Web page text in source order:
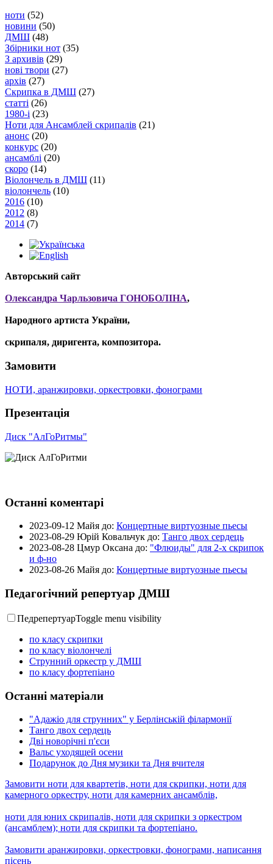
ноти (52)
новини (50)
ДМШ (48)
Збірники нот (35)
З архивів (29)
нові твори (27)
архів (27)
Скрипка в ДМШ (27)
статті (26)
1980-і (23)
Ноти для Ансамблей скрипалів (21)
анонс (20)
конкурс (20)
ансамблі (20)
скоро (14)
Віолончель в ДМШ (11)
віолончель (10)
2016 (10)
2012 (8)
2014 (7)
Авторський сайт
Олександра Чарльзовича ГОНОБОЛІНА,
Народного артиста України,
скрипаля, диригента, композитора.
Замовити
НОТИ, аранжировки, оркестровки, фонограми
Презентація
Диск "АлГоРитмы"
Останні коментарі
2023-09-12 Майя до: Концертные виртуозные пьесы
2023-08-29 Юрій Ковальчук до: Танго двох сердець
2023-08-28 Цмур Оксана до: "Флюиды" для 2-х скрипок
и ф-но
2023-08-26 Майя до: Концертные виртуозные пьесы
Педагогічний репертуар ДМШ
ПедрепертуарToggle menu visibility
по класу скрипки
по класу віолончелі
Струнний оркестр у ДМШ
по класу фортепіано
Останні матеріали
"Адажіо для струнних" у Берлінській філармонії
Танго двох сердець
Дві новорічні п'єси
Вальс уходящей осени
Подарунок до Дня музики та Дня вчителя
Замовити ноти для квартетів, ноти для скрипки, ноти для
камерного оркестру, ноти для камерних ансамблів,
ноти для юних скрипалів, ноти для скрипки з оркестром
(ансамблем); ноти для скрипки та фортепіано.
Замовити аранжировки, оркестровки, фонограми, написання
пісень